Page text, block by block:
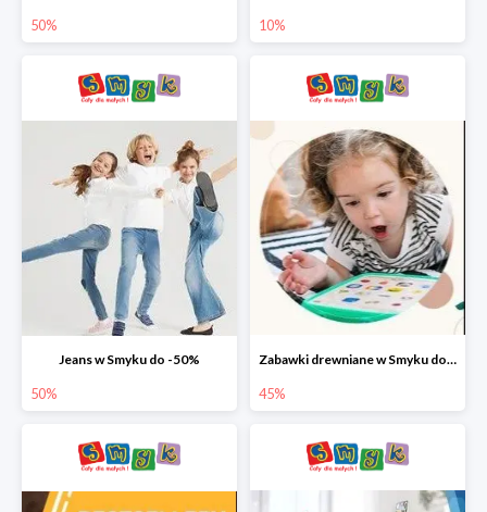
50% 10%
Jeans w Smyku do -50%
50%
Zabawki drewniane w Smyku do -45%
45%